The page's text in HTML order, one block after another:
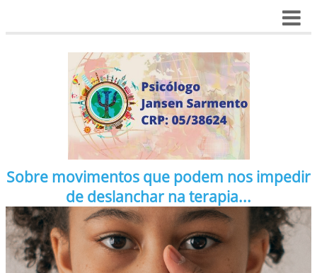
Sobre movimentos que podem nos impedir
de deslanchar na terapia...